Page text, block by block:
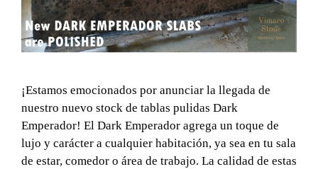
¡Estamos emocionados por anunciar la llegada de
nuestro nuevo stock de tablas pulidas Dark
Emperador! El Dark Emperador agrega un toque de
lujo y carácter a cualquier habitación, ya sea en tu sala
de estar, comedor o área de trabajo. La calidad de estas